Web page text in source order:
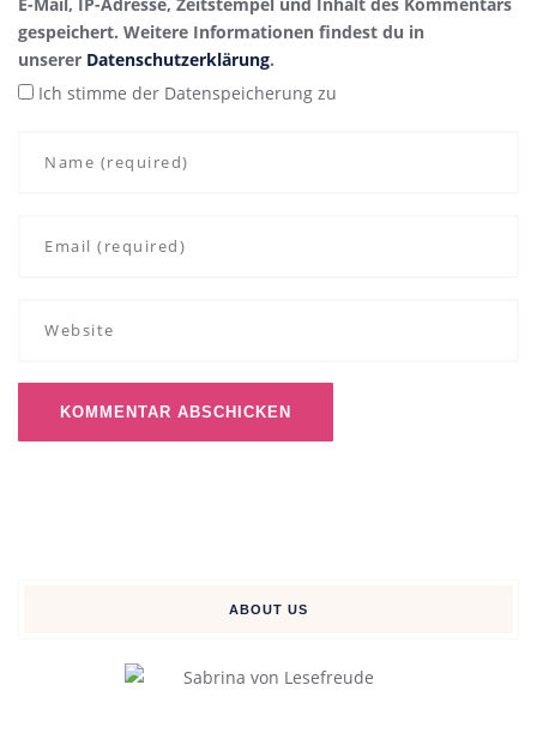
gespeichert. Weitere Informationen findest du in
unserer Datenschutzerklärung.
Ich stimme der Datenspeicherung zu
ABOUT US